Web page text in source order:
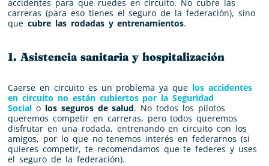
accidentes para que ruedes en circuito. No cubre las
carreras (para eso tienes el seguro de la federación), sino
que cubre las rodadas y entrenamientos.
1. Asistencia sanitaria y hospitalización
Caerse en circuito es un problema ya que los accidentes
en circuito no están cubiertos por la Seguridad
Social o los seguros de salud. No todos los pilotos
queremos competir en carreras, pero todos queremos
disfrutar en una rodada, entrenando en circuito con los
amigos, por lo que no tenemos interés en federarnos (si
quieres competir, te recomendamos que te federes y uses
el seguro de la federación).